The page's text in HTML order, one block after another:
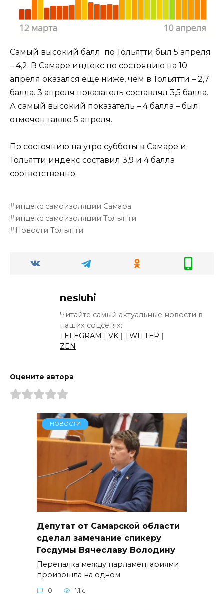
Самый высокий балл по Тольятти был 5 апреля
– 4,2. В Самаре индекс по состоянию на 10
апреля оказался еще ниже, чем в Тольятти – 2,7
балла. 3 апреля показатель составлял 3,5 балла.
А самый высокий показатель – 4 балла – был
отмечен также 5 апреля.
По состоянию на утро субботы в Самаре и
Тольятти индекс составил 3,9 и 4 балла
соответственно.
индекс самоизоляции Самара
индекс самоизоляции Тольятти
Новости Тольятти
nesluhi
Читайте самый актуальные новости в
наших соцсетях:
TELEGRAM
VK TWITTER
ZEN
Оцените автора
НОВОСТИ
Депутат от Самарской области
сделал замечание спикеру
Госдумы Вячеславу Володину
Перепалка между парламентариями
произошла на одном
0 1.1к.